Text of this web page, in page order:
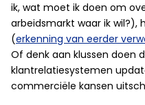
ik, wat moet ik doen om
arbeidsmarkt waar ik wil?),
(erkenning van eerder
Of denk aan klussen doen
klantrelatiesystemen
commerciële kansen